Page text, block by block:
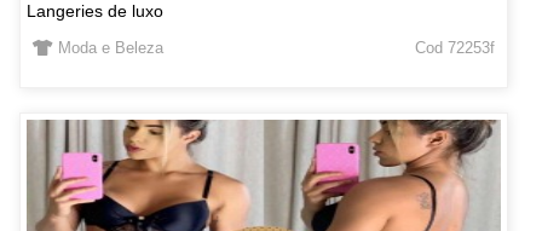
Langeries de luxo
Moda e Beleza Cod 72253f